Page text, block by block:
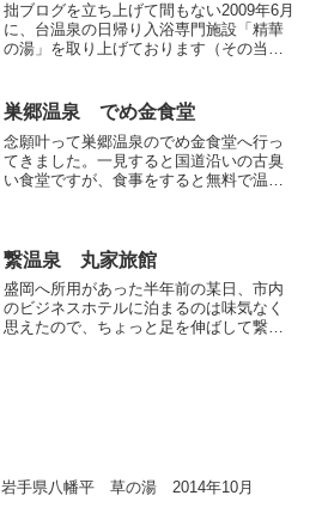
拙ブログを立ち上げて間もない2009年6月
に、台温泉の日帰り入浴専門施設「精華
の湯」を取り上げております（その当時
ても皆様にお見せできるような代物では
ない羞恥の塊なので...
巣郷温泉 でめ金食堂
念願叶って巣郷温泉のでめ金食堂へ行っ
てきました。一見すると国道沿いの古臭
い食堂ですが、食事をすると無料で温泉
いをクンクン嗅ぎたいと希...
繋温泉 丸家旅館
盛岡へ所用があった半年前の某日、市内
のビジネスホテルに泊まるのは味気なく
思えたので、ちょっと足を伸ばして繋
岩手県八幡平 草の湯 2014年10月